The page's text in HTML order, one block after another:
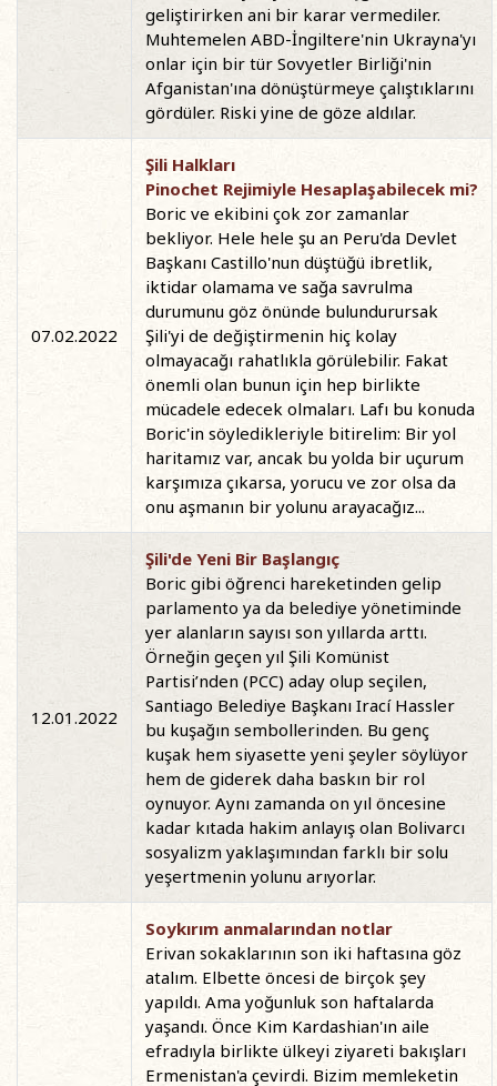
geliştirirken ani bir karar vermediler.
Muhtemelen ABD-İngiltere'nin Ukrayna'yı
onlar için bir tür Sovyetler Birliği'nin
Afganistan'ına dönüştürmeye çalıştıklarını
gördüler. Riski yine de göze aldılar.
07.02.2022
Şili Halkları
Pinochet Rejimiyle Hesaplaşabilecek mi?
Boric ve ekibini çok zor zamanlar
bekliyor. Hele hele şu an Peru'da Devlet
Başkanı Castillo'nun düştüğü ibretlik,
iktidar olamama ve sağa savrulma
durumunu göz önünde bulundurursak
Şili'yi de değiştirmenin hiç kolay
olmayacağı rahatlıkla görülebilir. Fakat
önemli olan bunun için hep birlikte
mücadele edecek olmaları. Lafı bu konuda
Boric'in söyledikleriyle bitirelim: Bir yol
haritamız var, ancak bu yolda bir uçurum
karşımıza çıkarsa, yorucu ve zor olsa da
onu aşmanın bir yolunu arayacağız...
12.01.2022
Şili'de Yeni Bir Başlangıç
Boric gibi öğrenci hareketinden gelip
parlamento ya da belediye yönetiminde
yer alanların sayısı son yıllarda arttı.
Örneğin geçen yıl Şili Komünist
Partisi’nden (PCC) aday olup seçilen,
Santiago Belediye Başkanı Irací Hassler
bu kuşağın sembollerinden. Bu genç
kuşak hem siyasette yeni şeyler söylüyor
hem de giderek daha baskın bir rol
oynuyor. Aynı zamanda on yıl öncesine
kadar kıtada hakim anlayış olan Bolivarcı
sosyalizm yaklaşımından farklı bir solu
yeşertmenin yolunu arıyorlar.
Soykırım anmalarından notlar
Erivan sokaklarının son iki haftasına göz
atalım. Elbette öncesi de birçok şey
yapıldı. Ama yoğunluk son haftalarda
yaşandı. Önce Kim Kardashian'ın aile
efradıyla birlikte ülkeyi ziyareti bakışları
Ermenistan'a çevirdi. Bizim memleketin